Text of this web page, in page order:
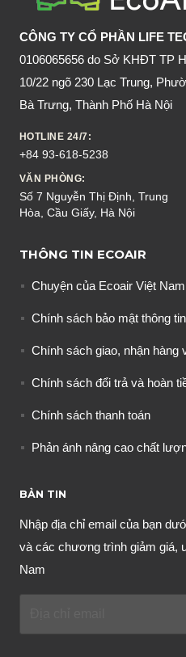
LIỆU
TỰ
NHIÊN
CÔNG TY CỔ PHẦN LIFE
0106065656 do Sở KHĐT TP
10/22 ngõ 230 Lạc Trung,
Bà Trưng, Thành Phố Hà Nội
HOTLINE 24/7:
+84 93-618-5238
VĂN PHÒNG:
Số 7 Nguyễn Thị Định, Trung
Hòa, Cầu Giấy, Hà Nội
THÔNG TIN ECOAIR
Chuyện của Ecoair Việt Nam
Chính sách bảo mật thông tin
Chính sách giao, nhận hàng
Chính sách đổi trả và hoàn
Chính sách thanh toán
Phản ánh nâng cao chất
BẢN TIN
Nhập địa chỉ email của bạn
và các chương trình giảm giá,
Nam